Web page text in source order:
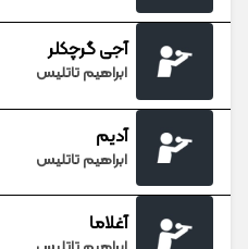
آجی گرچکلر
ابراهیم تاتلیس
آدیم
ابراهیم تاتلیس
آغلاما